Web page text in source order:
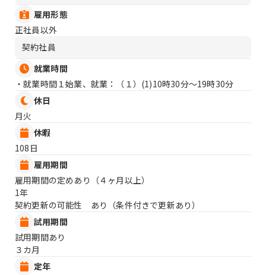
雇用形態
正社員以外
契約社員
就業時間
・就業時間１始業、就業：（１） (1)10時30分〜19時30分
休日
月火
休暇
108日
雇用期間
雇用期間の定めあり（４ヶ月以上）
1年
契約更新の可能性 あり（条件付きで更新あり）
試用期間
試用期間あり
３カ月
定年